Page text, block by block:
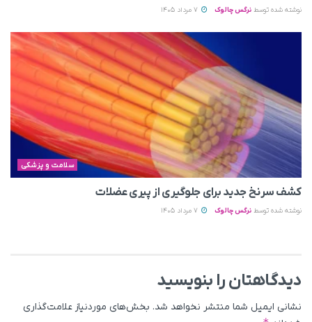
نوشته شده توسط نرگس چالوک 7 مرداد 1405
سلامت و پزشکی
کشف سرنخ جدید برای جلوگیری از پیری عضلات
نوشته شده توسط نرگس چالوک 7 مرداد 1405
دیدگاهتان را بنویسید
نشانی ایمیل شما منتشر نخواهد شد. بخش‌های موردنیاز علامت‌گذاری